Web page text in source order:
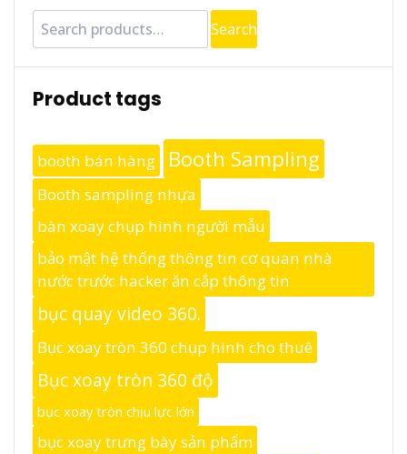
Search
for:
Search
Product tags
booth bán hàng Booth Sampling
Booth sampling nhựa
bàn xoay chụp hình người mẫu
bảo mật hệ thống thông tin cơ quan nhà
nước trước hacker ăn cắp thông tin
bục quay video 360.
Bục xoay tròn 360 chụp hình cho thuê
Bục xoay tròn 360 độ
bục xoay tròn chịu lực lớn
bục xoay trưng bày sản phẩm